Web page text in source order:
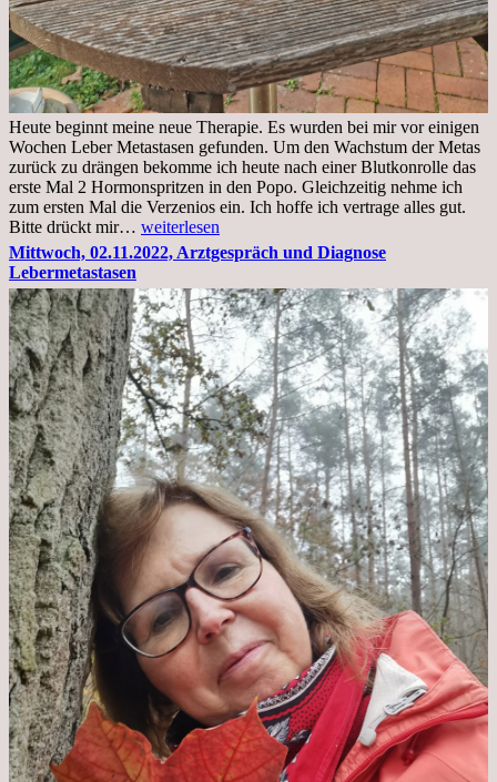
Heute beginnt meine neue Therapie. Es wurden bei mir vor einigen
Wochen Leber Metastasen gefunden. Um den Wachstum der Metas
zurück zu drängen bekomme ich heute nach einer Blutkonrolle das
erste Mal 2 Hormonspritzen in den Popo. Gleichzeitig nehme ich
zum ersten Mal die Verzenios ein. Ich hoffe ich vertrage alles gut.
Bitte drückt mir… Mittwoch,
09.11.2022
weiterlesen
Mittwoch, 02.11.2022, Arztgespräch und Diagnose
Lebermetastasen